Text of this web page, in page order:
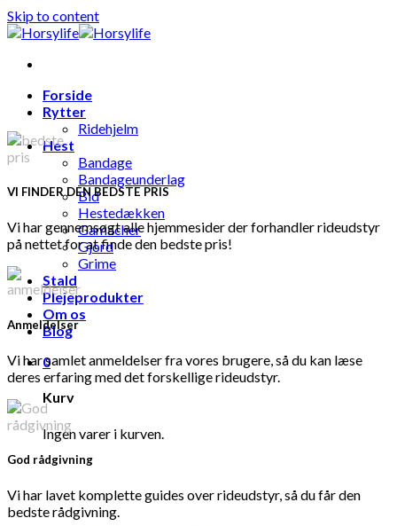
Skip to content
Forside
Rytter
Ridehjelm
Hest
Bandage
Bandageunderlag
Bid
Hestedækken
Gamacher
Gjord
Grime
Stald
Plejeprodukter
Om os
Blog
0
Kurv
Ingen varer i kurven.
VI FINDER DEN BEDSTE PRIS
Vi har gennemsøgt alle hjemmesider der forhandler rideudstyr
på nettet for at finde den bedste pris!
Anmeldelser
Vi har samlet anmeldelser fra vores brugere, så du kan læse
deres erfaring med det forskellige rideudstyr.
God rådgivning
Vi har lavet komplette guides over rideudstyr, så du får den
bedste rådgivning.